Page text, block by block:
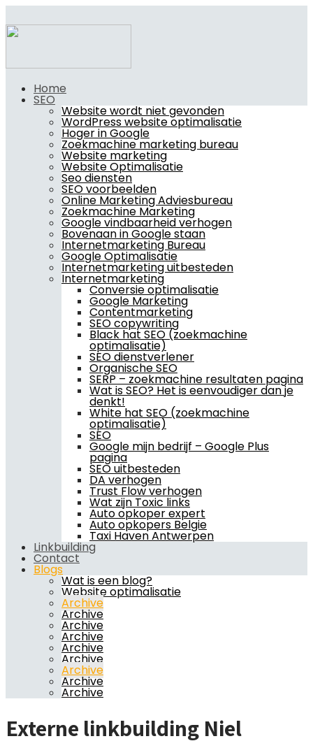
Home
SEO
Website wordt niet gevonden
WordPress website optimalisatie
Hoger in Google
Zoekmachine marketing bureau
Website marketing
Website Optimalisatie
Seo diensten
SEO voorbeelden
Online Marketing Adviesbureau
Zoekmachine Marketing
Google vindbaarheid verhogen
Bovenaan in Google staan
Internetmarketing Bureau
Google Optimalisatie
Internetmarketing uitbesteden
Internetmarketing
Conversie optimalisatie
Google Marketing
Contentmarketing
SEO copywriting
Black hat SEO (zoekmachine
optimalisatie)
SEO dienstverlener
Organische SEO
SERP – zoekmachine resultaten pagina
Wat is SEO? Het is eenvoudiger dan je
denkt!
White hat SEO (zoekmachine
optimalisatie)
SEO
Google mijn bedrijf – Google Plus
pagina
SEO uitbesteden
DA verhogen
Trust Flow verhogen
Wat zijn Toxic links
Auto opkoper expert
Auto opkopers Belgie
Taxi Haven Antwerpen
Linkbuilding
Contact
Blogs
Wat is een blog?
Website optimalisatie
Archive
Archive
Archive
Archive
Archive
Archive
Archive
Archive
Archive
Externe linkbuilding Niel